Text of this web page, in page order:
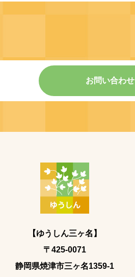
お問い合わせ
【ゆうしん三ヶ名】
〒425-0071
静岡県焼津市三ヶ名1359-1